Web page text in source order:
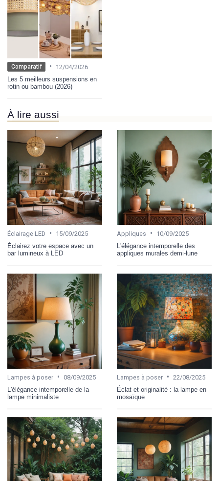
Comparatif •
12/04/2026
Les 5 meilleurs suspensions en
rotin ou bambou (2026)
À lire aussi
Éclairage LED •
15/09/2025
Éclairez votre espace avec un
bar lumineux à LED
Appliques •
10/09/2025
L'élégance intemporelle des
appliques murales demi-lune
Lampes à poser • 08/09/2025
L'élégance intemporelle de la
lampe minimaliste
Lampes à poser • 22/08/2025
Éclat et originalité : la lampe en
mosaïque